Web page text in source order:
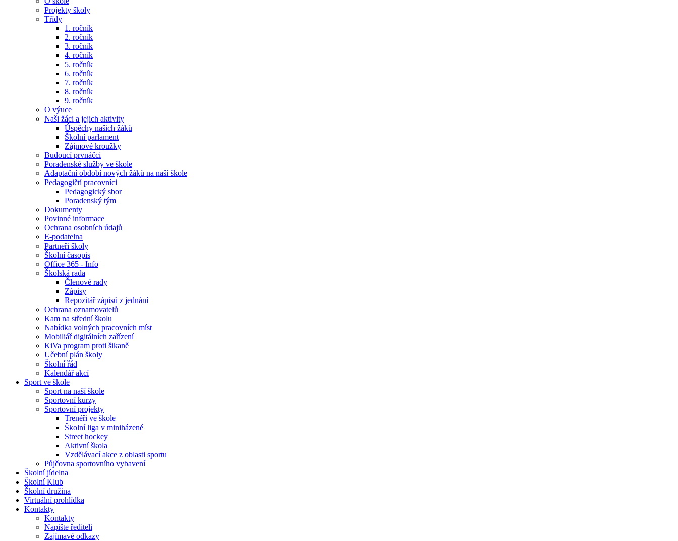
Projekty školy
Třídy
1. ročník
2. ročník
3. ročník
4. ročník
5. ročník
6. ročník
7. ročník
8. ročník
9. ročník
O výuce
Naši žáci a jejich aktivity
Úspěchy našich žáků
Školní parlament
Zájmové kroužky
Budoucí prvnáčci
Poradenské služby ve škole
Adaptační období nových žáků na naší škole
Pedagogičtí pracovníci
Pedagogický sbor
Poradenský tým
Dokumenty
Povinné informace
Ochrana osobních údajů
E-podatelna
Partneři školy
Školní časopis
Office 365 - Info
Školská rada
Členové rady
Zápisy
Repozitář zápisů z jednání
Ochrana oznamovatelů
Kam na střední školu
Nabídka volných pracovních míst
Mobiliář digitálních zařízení
KiVa program proti šikaně
Učební plán školy
Školní řád
Kalendář akcí
Sport ve škole
Sport na naší škole
Sportovní kurzy
Sportovní projekty
Trenéři ve škole
Školní liga v miniházené
Street hockey
Aktivní škola
Vzdělávací akce z oblasti sportu
Půjčovna sportovního vybavení
Školní jídelna
Školní Klub
Školní družina
Virtuální prohlídka
Kontakty
Kontakty
Napište řediteli
Zajímavé odkazy